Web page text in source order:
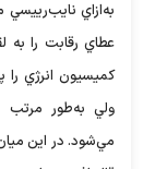
به‌ازاي
عطاي رقابت را به
كميسيون انرژي را
ولي به‌طور
مي‌شود. در اين